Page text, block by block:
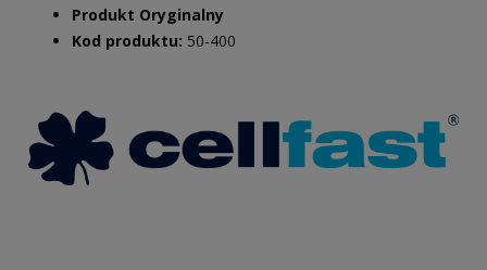
Produkt Oryginalny
Kod produktu: 50-400